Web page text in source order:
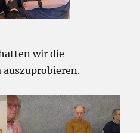
wir die